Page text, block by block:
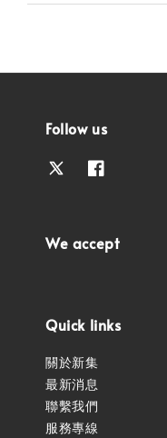
Follow us
We accept
Quick links
關於新集
最新消息
聯繫我們
服務專線